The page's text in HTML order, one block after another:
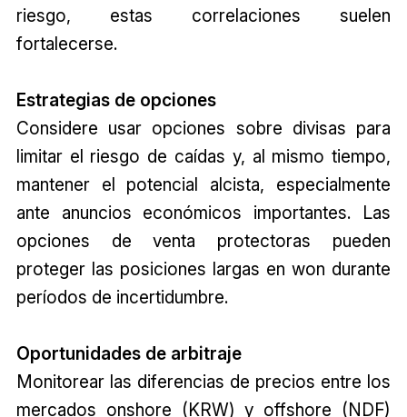
riesgo, estas correlaciones suelen
fortalecerse.
Estrategias de opciones
Considere usar opciones sobre divisas para
limitar el riesgo de caídas y, al mismo tiempo,
mantener el potencial alcista, especialmente
ante anuncios económicos importantes. Las
opciones de venta protectoras pueden
proteger las posiciones largas en won durante
períodos de incertidumbre.
Oportunidades de arbitraje
Monitorear las diferencias de precios entre los
mercados onshore (KRW) y offshore (NDF)